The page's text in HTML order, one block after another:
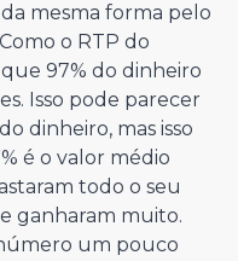
mesma forma pelo
o RTP do
que 97% do dinheiro
Isso pode parecer
dinheiro, mas isso
é o valor médio
todo o seu
ganharam muito.
um pouco